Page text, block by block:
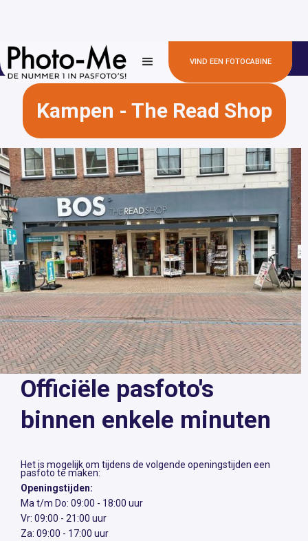
VIND EEN FOTOCABINE
✅ Snel en betaalbaar
gemeentehuizen
Kampen - The Read Shop
Officiële pasfoto's
binnen enkele minuten
Het is mogelijk om tijdens de volgende openingstijden een
pasfoto te maken:
Openingstijden:
Ma t/m Do: 09:00 - 18:00 uur
Vr: 09:00 - 21:00 uur
Za: 09:00 - 17:00 uur